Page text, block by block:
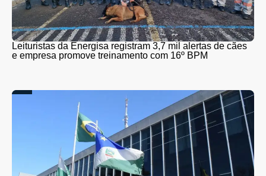
Leituristas da Energisa registram 3,7 mil alertas de cães
e empresa promove treinamento com 16º BPM